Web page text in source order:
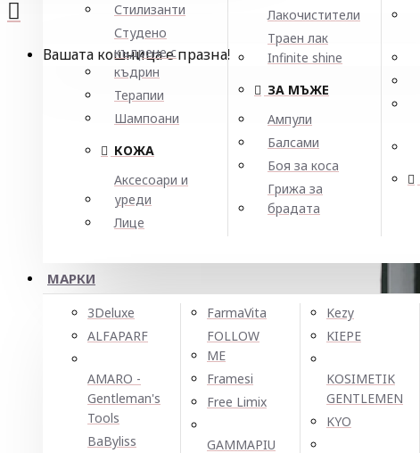
Стилизанти
Студено
къдрене с
къдрин
Терапии
Шампоани
КОЖА
Аксесоари и
уреди
Лице
Лакочистители
Траен лак
Infinite shine
ЗА МЪЖЕ
Ампули
Балсами
Боя за коса
Грижа за
брадата
МАРКИ
3Deluxe
ALFAPARF
AMARO -
Gentleman's
Tools
BaByliss
FarmaVita
FOLLOW
ME
Framesi
Free Limix
GAMMAPIU
Kezy
KIEPE
KOSIMETIK
GENTLEMEN
KYO
Вашата кошница е празна!